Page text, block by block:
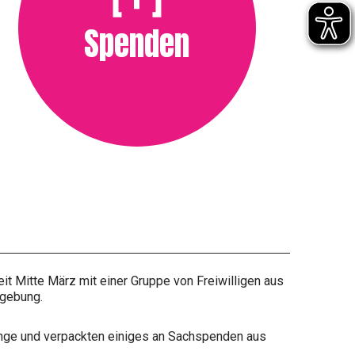
Spenden
Mitte März mit einer Gruppe von Freiwilligen aus
und verpackten einiges an Sachspenden aus